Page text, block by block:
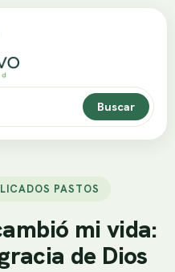
Buscar
PASTOS
mi vida:
de Dios